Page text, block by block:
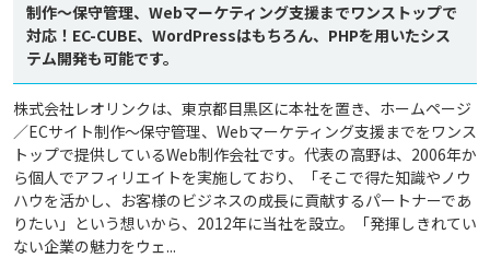
制作～保守管理、Webマーケティング支援までワンストップで
対応！EC-CUBE、WordPressはもちろん、PHPを用いたシス
テム開発も可能です。
株式会社レオリンクは、東京都目黒区に本社を置き、ホームページ
／ECサイト制作～保守管理、Webマーケティング支援までをワンス
トップで提供しているWeb制作会社です。代表の高野は、2006年か
ら個人でアフィリエイトを実施しており、「そこで得た知識やノウ
ハウを活かし、お客様のビジネスの成長に貢献するパートナーであ
りたい」という想いから、2012年に当社を設立。「発揮しきれてい
ない企業の魅力をウェ...